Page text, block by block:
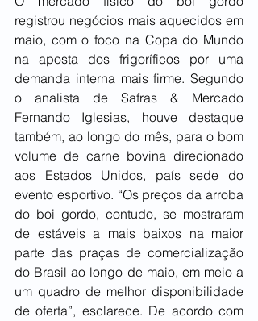
registrou negócios mais aquecidos em
maio, com o foco na Copa do Mundo
na aposta dos frigoríficos por uma
demanda interna mais firme. Segundo
o analista de Safras & Mercado
Fernando Iglesias, houve destaque
também, ao longo do mês, para o bom
volume de carne bovina direcionado
aos Estados Unidos, país sede do
evento esportivo. “Os preços da arroba
do boi gordo, contudo, se mostraram
de estáveis a mais baixos na maior
parte das praças de comercialização
do Brasil ao longo de maio, em meio a
um quadro de melhor disponibilidade
de oferta”, esclarece. De acordo com